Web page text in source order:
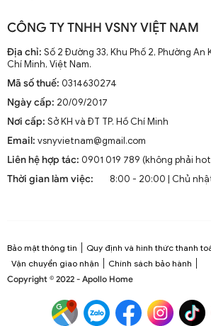
CÔNG TY TNHH VSNY VIỆT NAM
Địa chỉ: Số 2 Đường 33, Khu Phố 2, Phường An
Chí Minh, Việt Nam.
Mã số thuế: 0314630274
Ngày cấp: 20/09/2017
Nơi cấp: Sở KH và ĐT TP. Hồ Chí Minh
Email: vsnyvietnam@gmail.com
Liên hệ hợp tác: 0901 019 789 (không phải
Thời gian làm việc:
8:00 - 20:00 | Chủ
Bảo mật thông tin
Quy định và hình thức thanh
Vận chuyển giao nhận
Chính sách bảo hành
Copyright © 2022 - Apollo Home